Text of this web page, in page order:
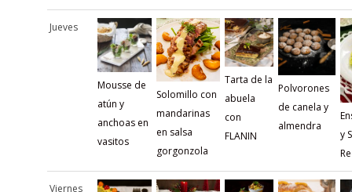
Jueves
Mousse de
atún y
anchoas en
vasitos
Solomillo con
mandarinas
en salsa
gorgonzola
Tarta de la
abuela
con
FLANIN
Polvorones
de canela y
almendra
y
Viernes